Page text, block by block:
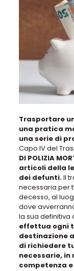
Trasportare
una pratica
una serie di
Capo IV del
DI POLIZIA
articoli della
dei defunti.Il
necessaria per
decesso, al
dove
la sua definitiva
effettua ogni
destinazione
di richiedere
necessarie, in
competenza